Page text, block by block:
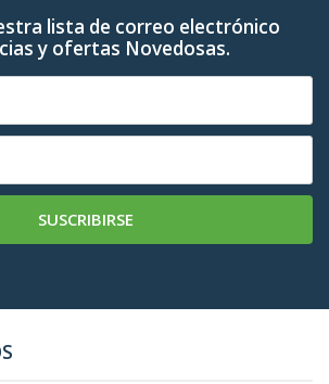
lista de correo electrónico
y ofertas Novedosas.
SUSCRIBIRSE